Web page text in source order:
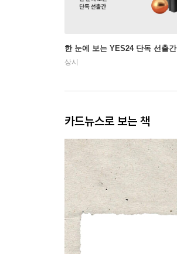
한 눈에 보는 YES24 단독 선출간
상시
카드뉴스로 보는 책